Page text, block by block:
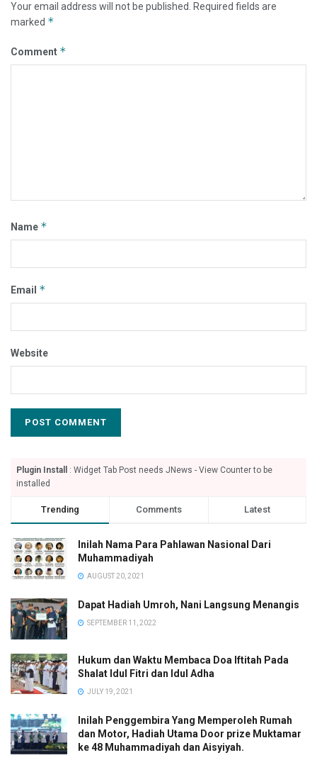
Your email address will not be published. Required fields are
marked *
Comment *
Name *
Email *
Website
Plugin Install
: Widget Tab Post needs JNews - View Counter to be
installed
Trending Comments Latest
Inilah Nama Para Pahlawan Nasional Dari
Muhammadiyah
AUGUST 20, 2021
Dapat Hadiah Umroh, Nani Langsung Menangis
SEPTEMBER 11, 2022
Hukum dan Waktu Membaca Doa Iftitah Pada
Shalat Idul Fitri dan Idul Adha
JULY 19, 2021
Inilah Penggembira Yang Memperoleh Rumah
dan Motor, Hadiah Utama Door prize Muktamar
ke 48 Muhammadiyah dan Aisyiyah.